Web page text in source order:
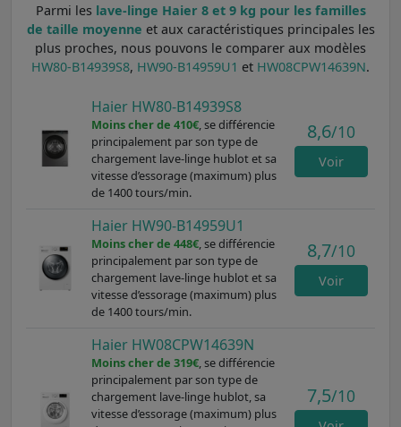
Parmi les lave-linge Haier 8 et 9 kg pour les familles
de taille moyenne et aux caractéristiques principales les
plus proches, nous pouvons le comparer aux modèles
HW80-B14939S8, HW90-B14959U1 et HW08CPW14639N.
Haier HW80-B14939S8
Moins cher de 410€, se différencie
principalement par son type de
chargement lave-linge hublot et sa
vitesse d’essorage (maximum) plus
de 1400 tours/min.
8,6/10
Voir
Haier HW90-B14959U1
Moins cher de 448€, se différencie
principalement par son type de
chargement lave-linge hublot et sa
vitesse d’essorage (maximum) plus
de 1400 tours/min.
8,7/10
Voir
Haier HW08CPW14639N
Moins cher de 319€, se différencie
principalement par son type de
chargement lave-linge hublot, sa
vitesse d’essorage (maximum) plus
7,5/10